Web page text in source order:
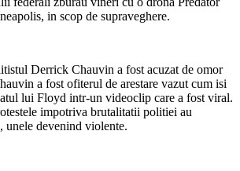
in scop de supraveghere.
Derrick Chauvin a fost acuzat de omor
a fost ofiterul de arestare vazut cum isi
lui Floyd intr-un videoclip care a fost viral.
impotriva brutalitatii politiei au
unele devenind violente.